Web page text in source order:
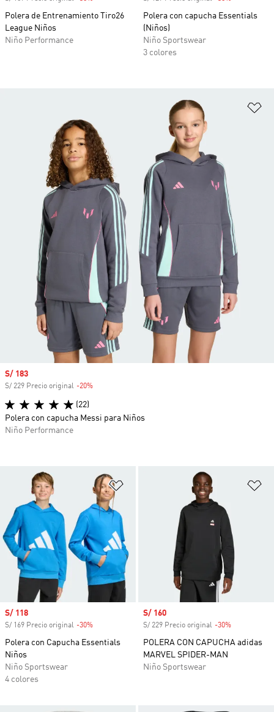
Polera de Entrenamiento Tiro26
League Niños
Niño Performance
Polera con capucha Essentials
(Niños)
Niño Sportswear
3 colores
Añadir a la lista de deseos
Precio de venta
S/ 118
S/ 169 Precio original -30%
Polera con Capucha Essentials
Niños
Niño Sportswear
4 colores
Precio de venta
S/ 160
S/ 229 Precio original -30%
POLERA CON CAPUCHA adidas
MARVEL SPIDER-MAN
Niño Sportswear
Precio de venta
S/ 183
S/ 229 Precio original -20%
(22)
Polera con capucha Messi para Niños
Niño Performance